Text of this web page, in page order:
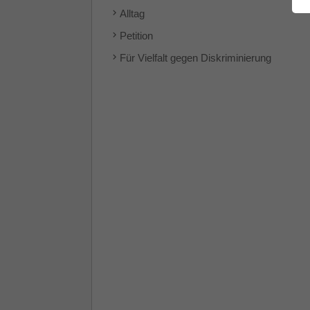
Alltag
Petition
Für Vielfalt gegen Diskriminierung